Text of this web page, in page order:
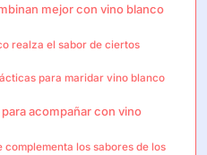
mejor con vino blanco
realza el sabor de ciertos
para maridar vino blanco
acompañar con vino
complementa los sabores de los